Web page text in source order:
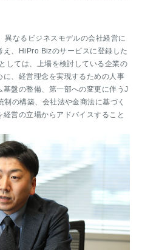
なるビジネスモデルの会社経営に
え、HiPro Bizのサービスに登録した
しては、上場を検討している企業の
、経営理念を実現するための人事
盤の整備、第一部への変更に伴うJ
の構築、会社法や金商法に基づく
営の立場からアドバイスすること